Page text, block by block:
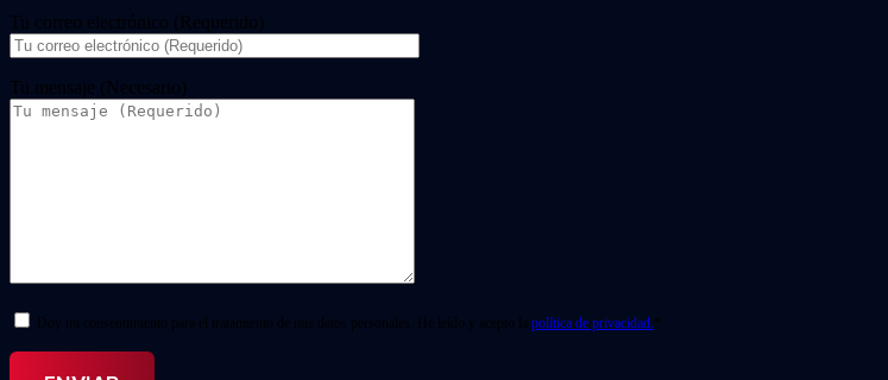
Tu correo electrónico (Requerido)
Tu mensaje (Necesario)
Doy mi consentimiento para el tratamiento de mis datos personales. He leído y acepto la política de privacidad. *